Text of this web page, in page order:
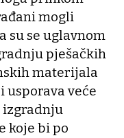
mogli
su se uglavnom
pješačkih
materijala
usporava veće
izgradnju
koje bi po